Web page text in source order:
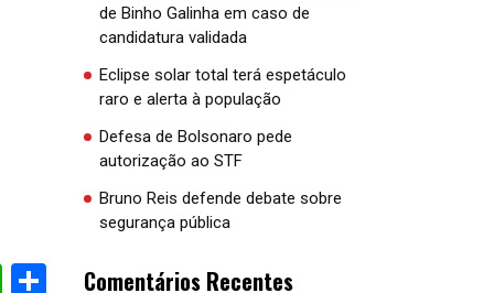
WhatsApp
Share
de Binho Galinha em caso de
candidatura validada
Eclipse solar total terá espetáculo
raro e alerta à população
Defesa de Bolsonaro pede
autorização ao STF
Bruno Reis defende debate sobre
segurança pública
Comentários Recentes